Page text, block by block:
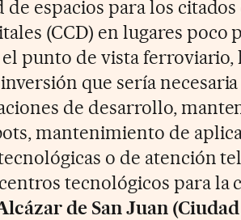
espacios para los
(CCD) en lugares poco
punto de vista ferroviario,
que sería
de desarrollo,
mantenimiento de
o de atención
tecnológicos para la
de San Juan